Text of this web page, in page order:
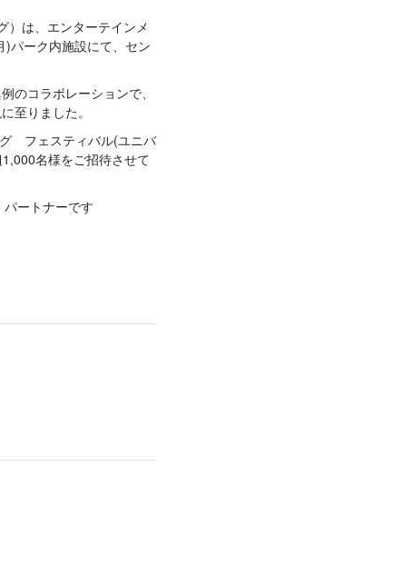
）は、エンターテインメ
パーク内施設にて、セン
のコラボレーションで、
至りました。
フェスティバル(ユニバ
名様をご招待させて
ートナーです